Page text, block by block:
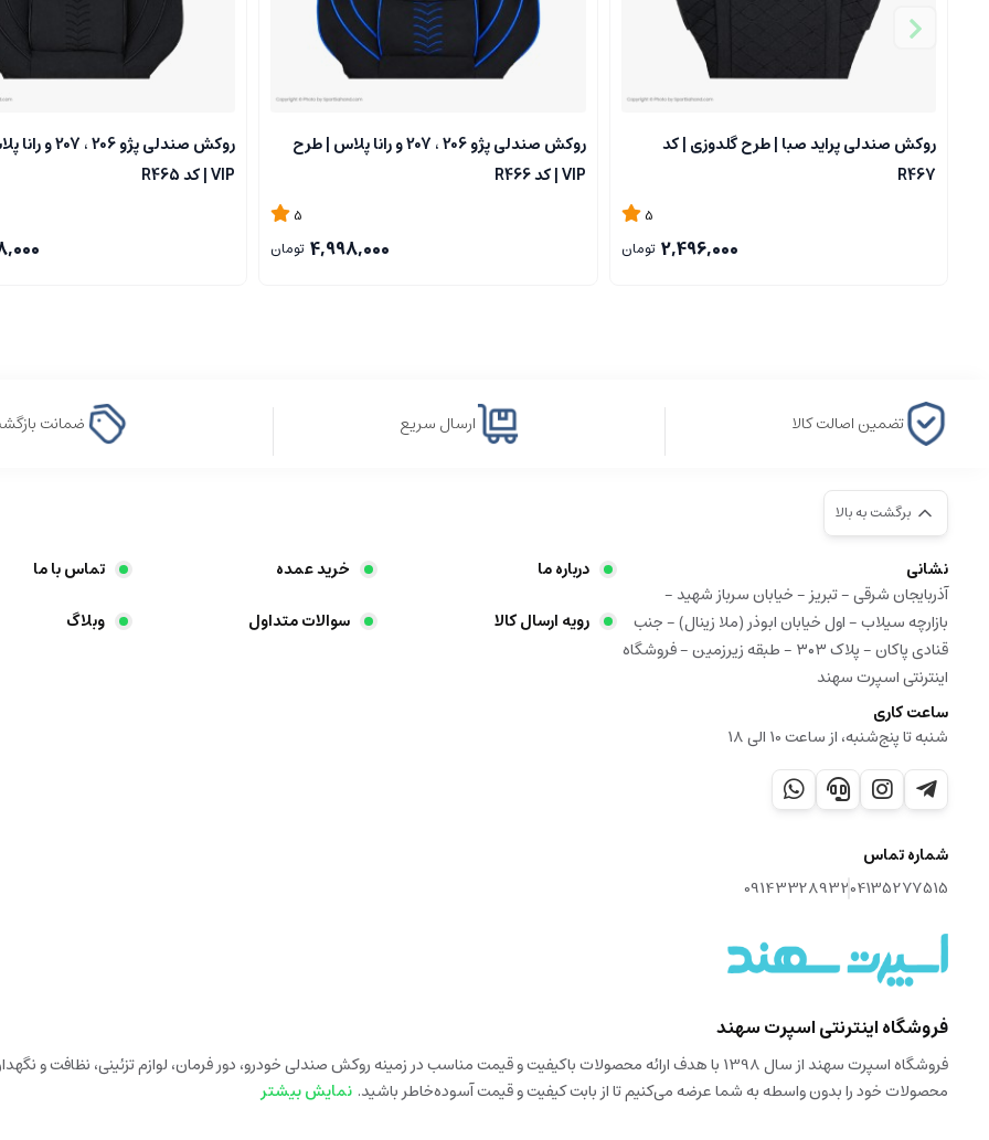
روکش صندلی پراید صبا | طرح گلدوزی | کد
R467
5
2,496,000 تومان
روکش صندلی پژو 206 ، 207 و رانا پلاس | طرح
VIP | کد R466
5
4,998,000 تومان
روکش صندلی پژو
VIP | کد R465
تضمین اصالت کالا ارسال سریع ضمانت
برگشت به بالا
نشانی
آذربایجان شرقی - تبریز - خیابان سرباز شهید -
بازارچه سیلاب - اول خیابان ابوذر (ملا زینال) - جنب
قنادی پاکان - پلاک ۳۰۳ - طبقه زیرزمین - فروشگاه
اینترنتی اسپرت سهند
ساعت کاری
شنبه تا پنج‌شنبه، از ساعت 10 الی 18
شماره تماس
04135277515
09143328932
درباره ما خرید عمده
تماس با ما
رویه ارسال کالا
سوالات متداول وبلاگ
فروشگاه اینترنتی اسپرت سهند
فروشگاه اسپرت سهند از سال 1398 با هدف ارائه محصولات باکیفیت و قیمت مناسب در زمینه روکش صندلی خودرو، دور فرمان، لوازم تزئینی،
محصولات خود را بدون واسطه به شما عرضه می‌کنیم تا از بابت کیفیت و قیمت آسوده‌خاطر باشید. نمایش بیشتر